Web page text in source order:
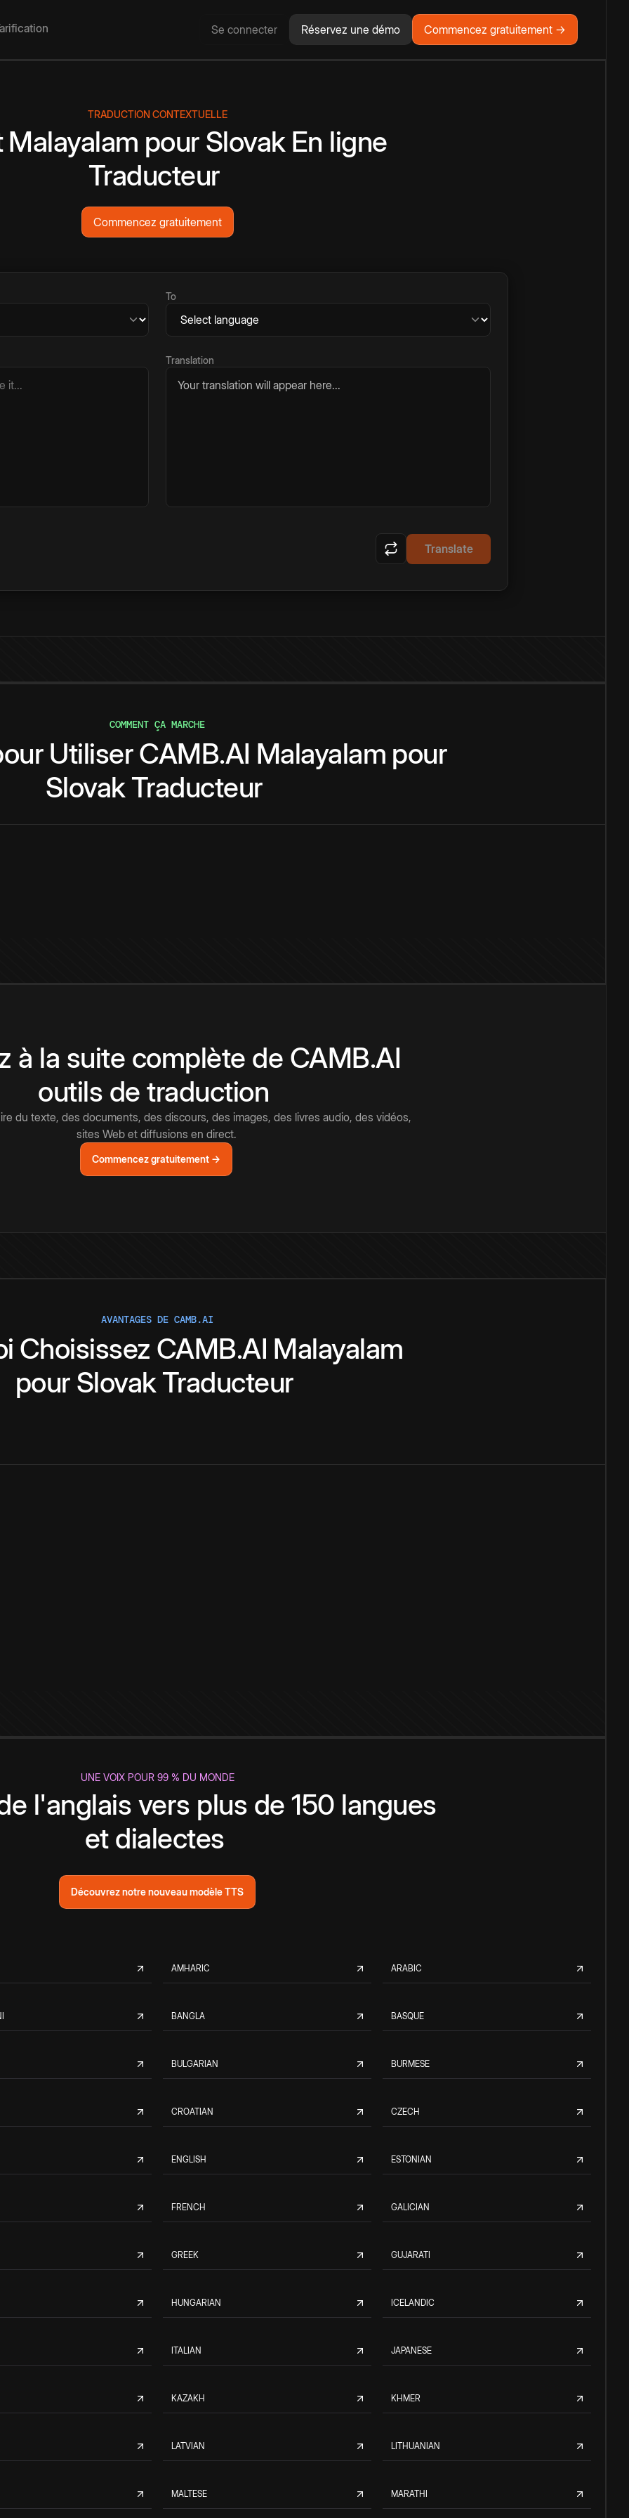
Se connecter Réservez une démo Commencez gratuitement →
TRADUCTION CONTEXTUELLE
Malayalam pour Slovak En ligne
Traducteur
Commencez gratuitement
To
Translation
Your translation will appear here...
Translate
COMMENT ÇA MARCHE
UtiliserCAMB.AI Malayalam pour
SlovakTraducteur
à la suite complète de CAMB.AI
outils de traduction
du texte, des documents, des discours, des images, des livres audio, des vidéos,
sites Web et diffusions en direct.
Commencez gratuitement →
AVANTAGES DE CAMB.AI
Choisissez CAMB.AI Malayalam
pour SlovakTraducteur
UNE VOIX POUR 99 % DU MONDE
l'anglais vers plus de 150 langues
et dialectes
Découvrez notre nouveau modèle TTS
AMHARIC ARABIC
BANGLA BASQUE
BULGARIAN BURMESE
CROATIAN CZECH
ENGLISH ESTONIAN
FRENCH GALICIAN
GREEK GUJARATI
HUNGARIAN ICELANDIC
ITALIAN JAPANESE
KAZAKH KHMER
LATVIAN LITHUANIAN
MALTESE MARATHI